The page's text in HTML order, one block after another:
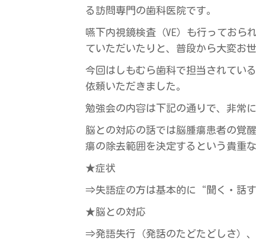
る訪問専門の歯科医院です。
嚥下内視鏡検査（VE）も行っておら
ていただいたりと、普段から大変お
今回はしもむら歯科で担当されてい
依頼いただきました。
勉強会の内容は下記の通りで、非常
脳との対応の話では脳腫瘍患者の覚
瘍の除去範囲を決定するという貴重
★症状
⇒失語症の方は基本的に“聞く・話
★脳との対応
⇒発語失行（発話のたどたどしさ）